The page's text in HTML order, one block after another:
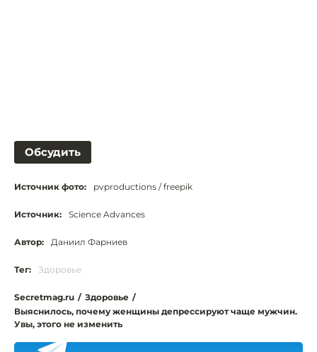
Обсудить
Источник фото: pvproductions / freepik
Источник: Science Advances
Автор: Даниил Фарниев
Тег: Здоровье
Secretmag.ru / Здоровье /
Выяснилось, почему женщины депрессируют чаще мужчин.
Увы, этого не изменить